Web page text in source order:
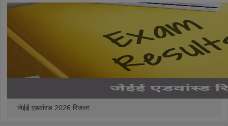
जेईई एडवांस्ड 2026 रिजल्ट